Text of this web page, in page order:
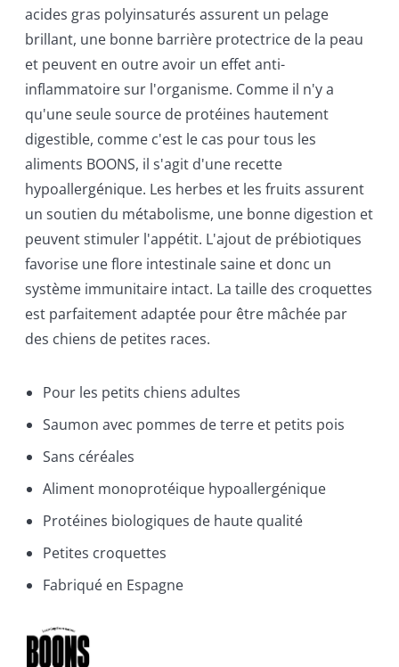
acides gras polyinsaturés assurent un pelage
brillant, une bonne barrière protectrice de la peau
et peuvent en outre avoir un effet anti-
inflammatoire sur l'organisme. Comme il n'y a
qu'une seule source de protéines hautement
digestible, comme c'est le cas pour tous les
aliments BOONS, il s'agit d'une recette
hypoallergénique. Les herbes et les fruits assurent
un soutien du métabolisme, une bonne digestion et
peuvent stimuler l'appétit. L'ajout de prébiotiques
favorise une flore intestinale saine et donc un
système immunitaire intact. La taille des croquettes
est parfaitement adaptée pour être mâchée par
des chiens de petites races.
Pour les petits chiens adultes
Saumon avec pommes de terre et petits pois
Sans céréales
Aliment monoprotéique hypoallergénique
Protéines biologiques de haute qualité
Petites croquettes
Fabriqué en Espagne